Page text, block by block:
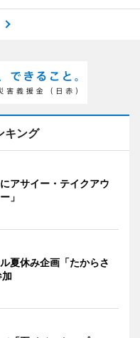
キング
アサイー・テイクアウ
」
夏休み企画「たからさ
加